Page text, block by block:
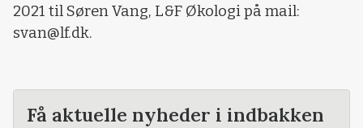
2021 til Søren Vang, L&F Økologi på mail:
svan@lf.dk.
Få aktuelle nyheder i indbakken